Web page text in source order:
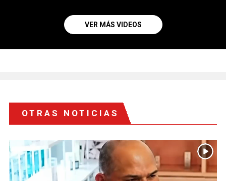
VER MÁS VIDEOS
OTRAS NOTICIAS